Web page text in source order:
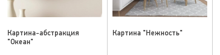
Картина-абстракция
"Океан"
Картина "Нежность"